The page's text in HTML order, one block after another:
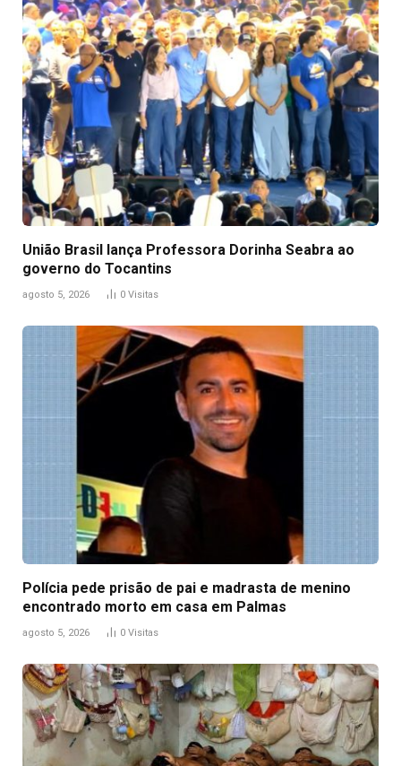
União Brasil lança Professora Dorinha Seabra ao
governo do Tocantins
agosto 5, 2026 0 Visitas
Polícia pede prisão de pai e madrasta de menino
encontrado morto em casa em Palmas
agosto 5, 2026 0 Visitas